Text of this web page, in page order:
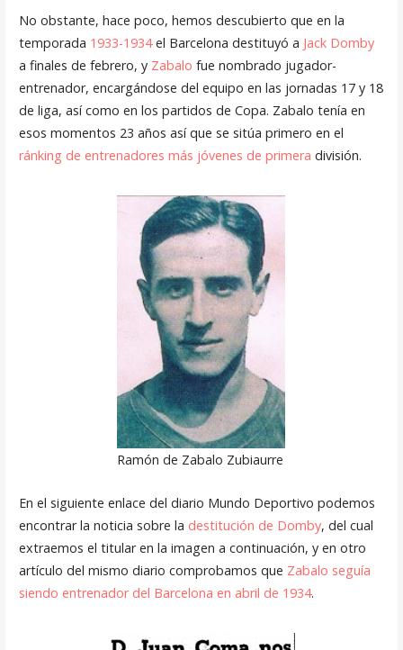
No obstante, hace poco, hemos descubierto que en la
temporada 1933-1934el Barcelona destituyó a Jack Domby
a finales de febrero, y Zabalo fue nombrado jugador-
entrenador, encargándose del equipo en las jornadas 17 y 18
de liga, así como en los partidos de Copa. Zabalo tenía en
esos momentos 23 años así que se sitúa primero en el
ránking de entrenadores más jóvenes de primera división.
Ramón de Zabalo Zubiaurre
En el siguiente enlace del diario Mundo Deportivo podemos
encontrar la noticia sobre la destitución de Domby, del cual
extraemos el titular en la imagen a continuación, y en otro
artículo del mismo diario comprobamos que Zabalo seguía
siendo entrenador del Barcelona en abril de 1934.